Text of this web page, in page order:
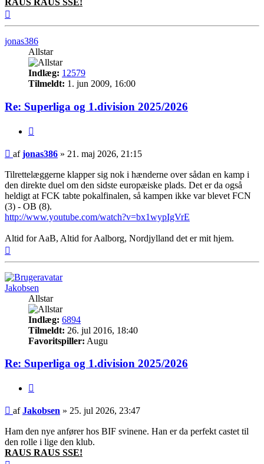
RAUS RAUS SSE!
jonas386
Allstar
Indlæg: 12579
Tilmeldt: 1. jun 2009, 16:00
Re: Superliga og 1.division 2025/2026
Indlæg
afjonas386 » 21. maj 2026, 21:15
Tilrettelæggerne klapper sig nok i hænderne over sådan en kamp i
den direkte duel om den sidste europæiske plads. Det er da også
heldigt at FCK tabte pokalfinalen, så kampen ikke var blevet FCN
(3) - OB (8).
http://www.youtube.com/watch?v=bx1wypIgVrE
Altid for AaB, Altid for Aalborg, Nordjylland det er mit hjem.
Jakobsen
Allstar
Indlæg: 6894
Tilmeldt: 26. jul 2016, 18:40
Favoritspiller: Augu
Re: Superliga og 1.division 2025/2026
Indlæg
afJakobsen » 25. jul 2026, 23:47
Ham den nye anfører hos BIF svinene. Han er da perfekt castet til
den rolle i lige den klub.
RAUS RAUS SSE!